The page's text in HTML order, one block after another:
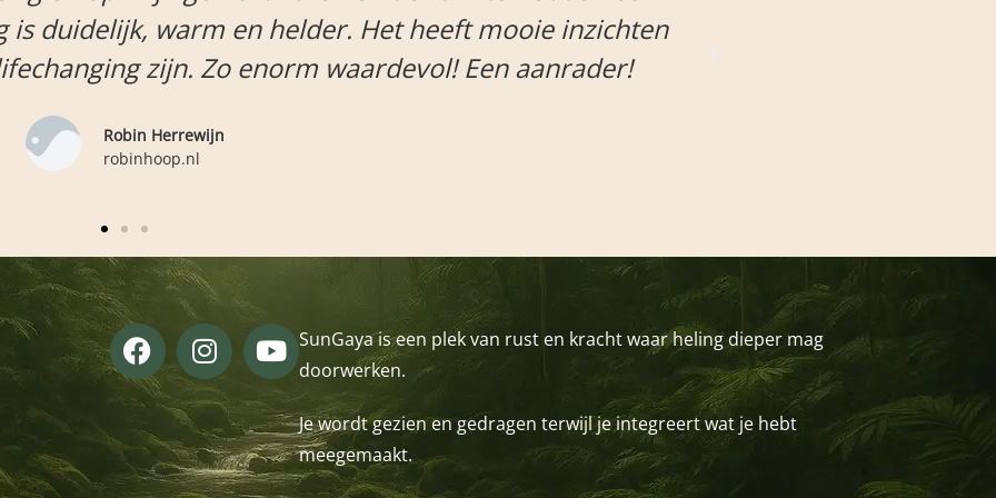
klaar mee ben en kom weer gauw eens terug. heel veel liefs
SunGaya is een plek van rust en kracht waar heling dieper mag
doorwerken.
Je wordt gezien en gedragen terwijl je integreert wat je hebt
meegemaakt.